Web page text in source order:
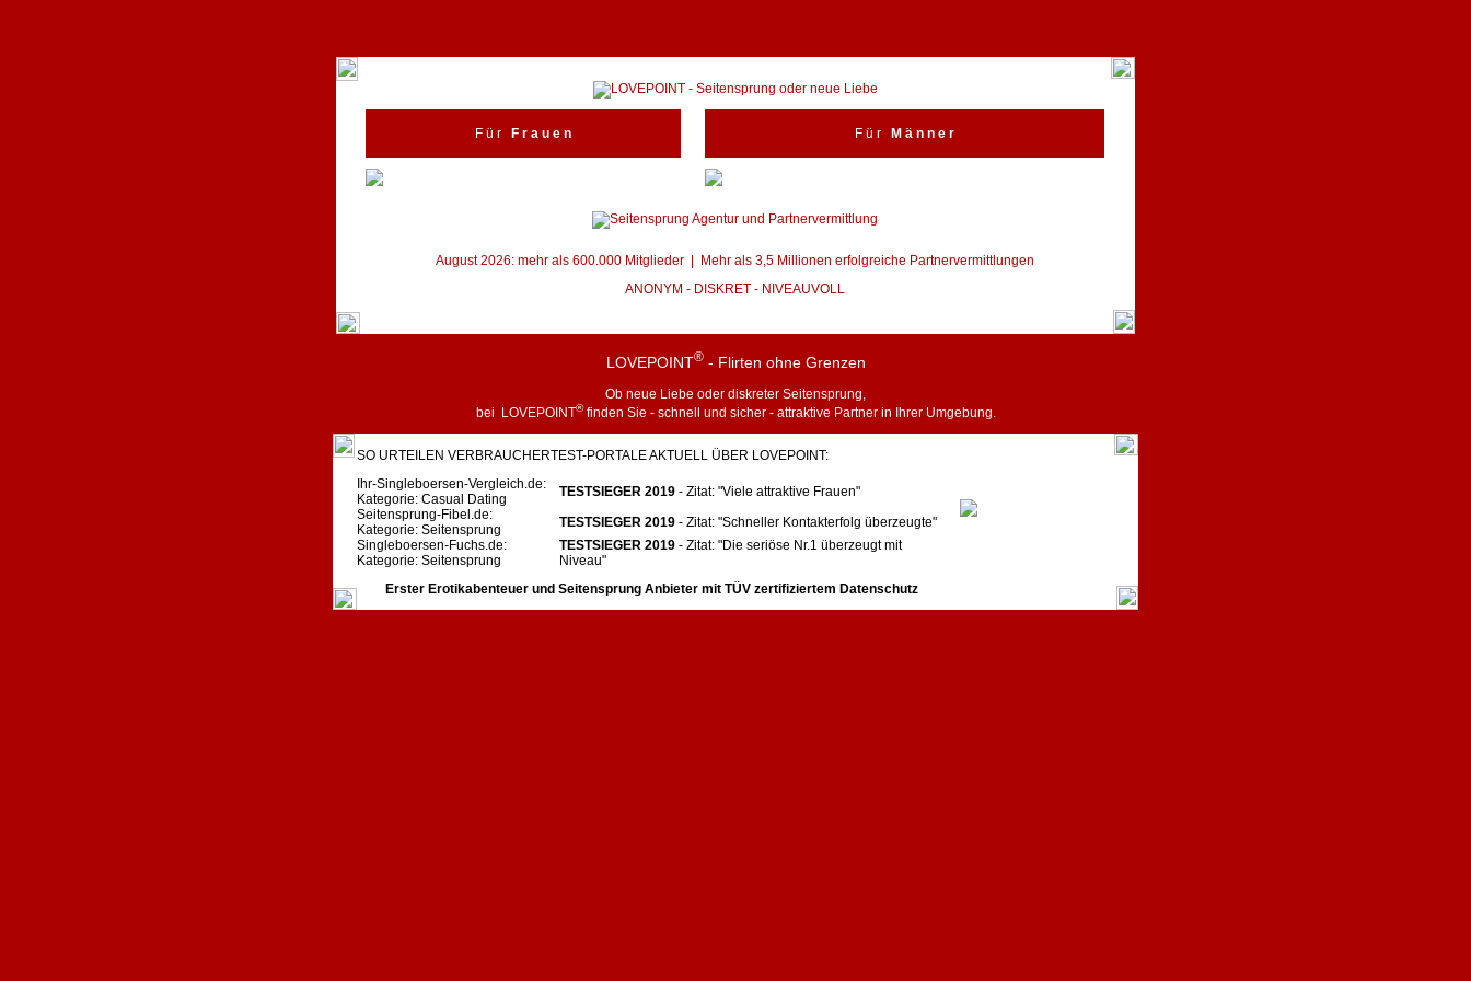
F ü r F r a u e n F ü r M ä n n e r
August 2026: mehr als 600.000 Mitglieder | Mehr als 3,5 Millionen erfolgreiche Partnervermittlungen
ANONYM - DISKRET - NIVEAUVOLL
LOVEPOINT®- Flirten ohne Grenzen
Ob neue Liebe oder diskreter Seitensprung
bei LOVEPOINT®finden Sie - schnell und sicher - attraktive Partner in Ihrer Umgebung.
SO URTEILEN VERBRAUCHERTEST-PORTALE AKTUELL ÜBER LOVEPOINT:
Ihr-Singleboersen-Vergleich.de:
Kategorie: Casual Dating
TESTSIEGER 2019 - Zitat: "Viele attraktive Frauen"
Seitensprung-Fibel.de:
Kategorie: Seitensprung
TESTSIEGER 2019 - Zitat: "Schneller Kontakterfolg überzeugte"
Singleboersen-Fuchs.de:
Kategorie: Seitensprung
TESTSIEGER 2019 - Zitat: "Die seriöse Nr.1 überzeugt mit
Niveau"
Erster Erotikabenteuer und Seitensprung Anbieter mit TÜV zertifiziertem Datenschutz